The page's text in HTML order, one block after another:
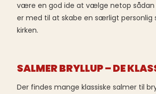
være en god ide at vælge netop sådan
er med til at skabe en særligt personlig
kirken.
SALMER BRYLLUP – DE
Der findes mange klassiske salmer til